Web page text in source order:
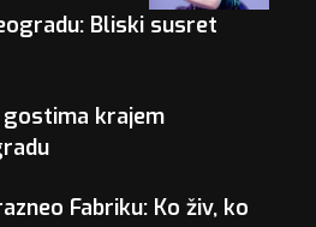
Bliski susret
gostima krajem
Fabriku: Ko živ, ko